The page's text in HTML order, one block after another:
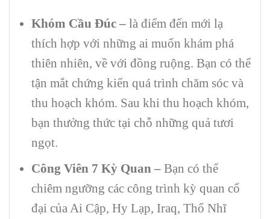
Khóm Cầu Đúc – là điểm đến mới lạ
thích hợp với những ai muốn khám phá
thiên nhiên, về với đồng ruộng. Bạn có thể
tận mắt chứng kiến quá trình chăm sóc và
thu hoạch khóm. Sau khi thu hoạch khóm,
bạn thưởng thức tại chỗ những quả tươi
ngọt.
Công Viên 7 Kỳ Quan –Bạn có thể
chiêm ngưỡng các công trình kỳ quan cổ
đại của Ai Cập, Hy Lạp, Iraq, Thổ Nhĩ